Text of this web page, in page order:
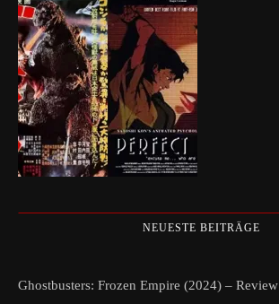
NEUESTE BEITRÄGE
Ghostbusters: Frozen Empire (2024) – Review